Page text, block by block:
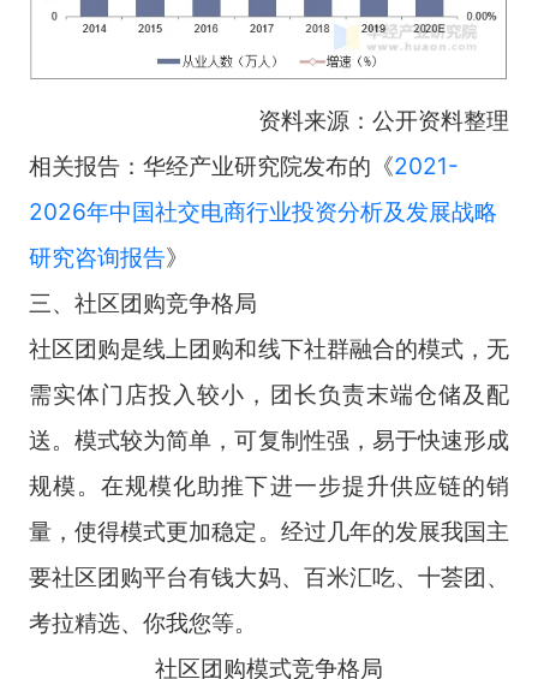
资料来源：公开资料整理
相关报告：华经产业研究院发布的《2021-
2026年中国社交电商行业投资分析及发展战略
研究咨询报告》
三、社区团购竞争格局
社区团购是线上团购和线下社群融合的模式，无
需实体门店投入较小，团长负责末端仓储及配
送。模式较为简单，可复制性强，易于快速形成
规模。在规模化助推下进一步提升供应链的销
量，使得模式更加稳定。经过几年的发展我国主
要社区团购平台有钱大妈、百米汇吃、十荟团、
考拉精选、你我您等。
社区团购模式竞争格局